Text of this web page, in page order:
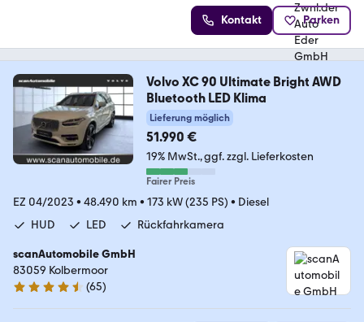
Kontakt Parken
Volvo XC 90 Ultimate Bright AWD
Bluetooth LED Klima
Lieferung möglich
51.990 €
19% MwSt. ggf. zzgl. Lieferkosten
Fairer Preis
EZ 04/2023 • 48.490 km • 173 kW (235 PS) • Diesel
HUD
LED Rückfahrkamera
scanAutomobile GmbH
83059 Kolbermoor
4.7 Sterne
(65)